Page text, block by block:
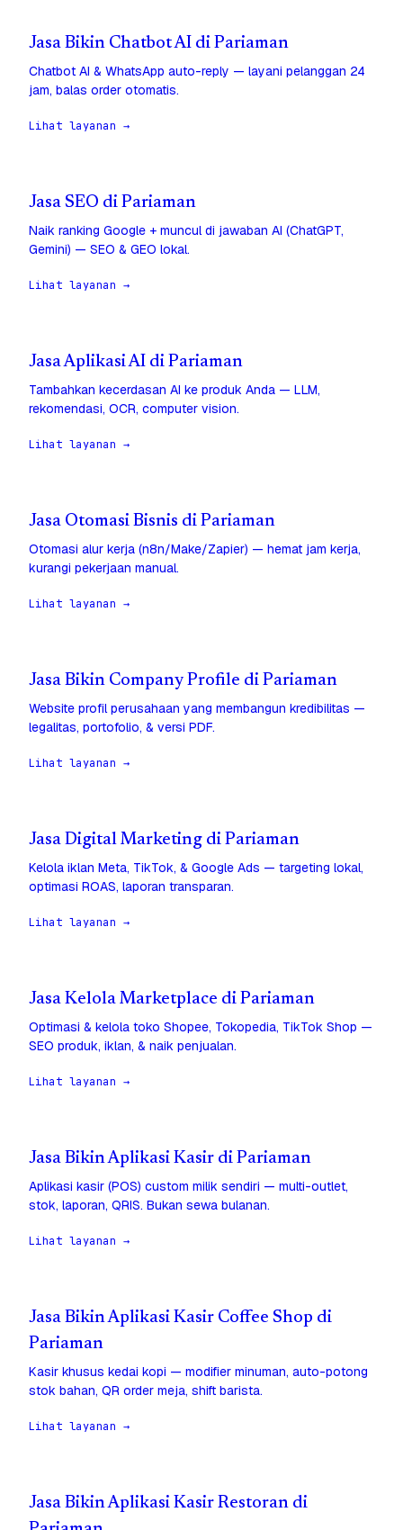
Jasa Bikin Chatbot AI di Pariaman
Chatbot AI & WhatsApp auto-reply — layani pelanggan 24
jam, balas order otomatis.
Lihat layanan →
Jasa SEO di Pariaman
Naik ranking Google + muncul di jawaban AI (ChatGPT,
Gemini) — SEO & GEO lokal.
Lihat layanan →
Jasa Aplikasi AI di Pariaman
Tambahkan kecerdasan AI ke produk Anda — LLM,
rekomendasi, OCR, computer vision.
Lihat layanan →
Jasa Otomasi Bisnis di Pariaman
Otomasi alur kerja (n8n/Make/Zapier) — hemat jam kerja,
kurangi pekerjaan manual.
Lihat layanan →
Jasa Bikin Company Profile di Pariaman
Website profil perusahaan yang membangun kredibilitas —
legalitas, portofolio, & versi PDF.
Lihat layanan →
Jasa Digital Marketing di Pariaman
Kelola iklan Meta, TikTok, & Google Ads — targeting lokal,
optimasi ROAS, laporan transparan.
Lihat layanan →
Jasa Kelola Marketplace di Pariaman
Optimasi & kelola toko Shopee, Tokopedia, TikTok Shop —
SEO produk, iklan, & naik penjualan.
Lihat layanan →
Jasa Bikin Aplikasi Kasir di Pariaman
Aplikasi kasir (POS) custom milik sendiri — multi-outlet,
stok, laporan, QRIS. Bukan sewa bulanan.
Lihat layanan →
Jasa Bikin Aplikasi Kasir Coffee Shop di
Pariaman
Kasir khusus kedai kopi — modifier minuman, auto-potong
stok bahan, QR order meja, shift barista.
Lihat layanan →
Jasa Bikin Aplikasi Kasir Restoran di